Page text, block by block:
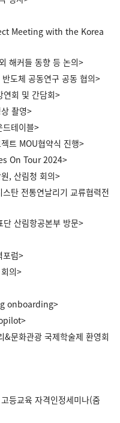
Meeting with the Korea
해커들 동향 등 논의>
도체 공동연구 공동 협의>
연회 및 간담회>
촬영>
테이블>
트 MOU협약식 진행>
On Tour 2024>
, 산림청 회의>
탄 전통연날리기 교류협력전
산림항공본부 방문>
포럼>
의>
onboarding>
문화관광 국제학술제 환영회
등교육 자격인정세미나(줌